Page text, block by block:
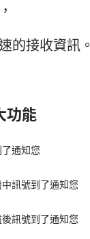
的接收資訊。
功能
通知您
訊號到了通知您
訊號到了通知您